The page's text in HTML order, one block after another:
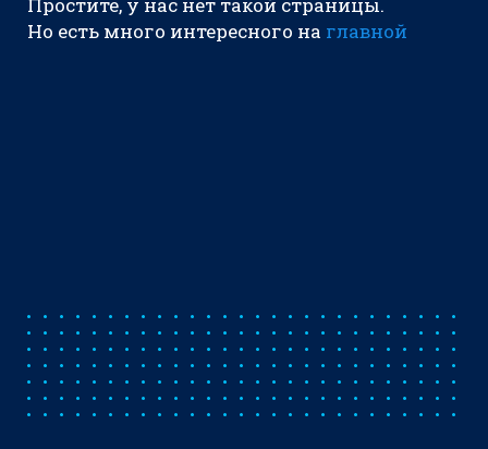
Но есть много интересного на главной